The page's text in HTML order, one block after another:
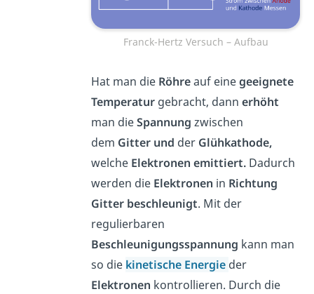
Franck-Hertz Versuch – Aufbau
Hat man die Röhreauf einegeeignete
Temperatur gebracht, dannerhöht
man dieSpannung zwischen
dem Gitter und der Glühkathode,
welche Elektronen emittiert. Dadurch
werden die Elektronen in Richtung
Gitter beschleunigt. Mit der
regulierbaren
Beschleunigungsspannung kann man
so die kinetische Energie der
Elektronen kontrollieren. Durch die